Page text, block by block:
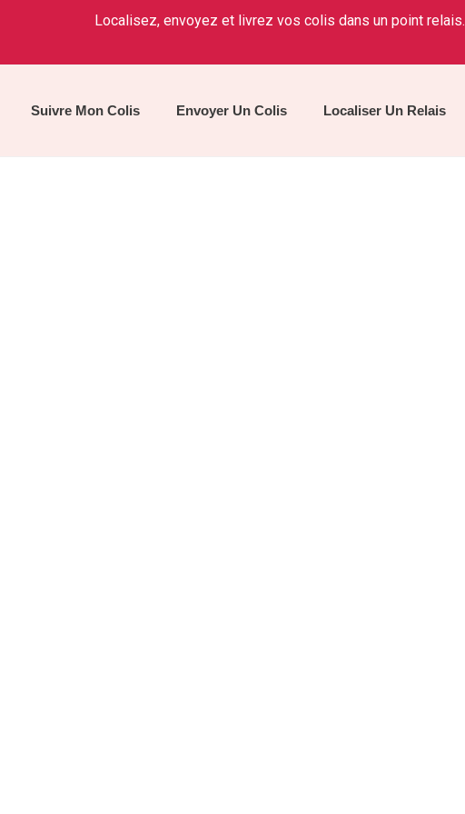
Localisez, envoyez et livrez vos colis dans un point relais.
Suivre Mon Colis Envoyer Un Colis Localiser Un Relais